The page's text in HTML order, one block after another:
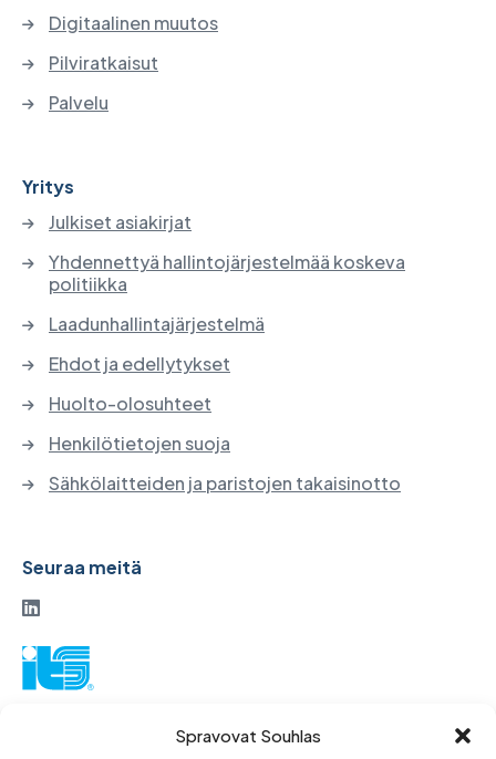
Spravovat Souhlas
Digitaalinen muutos
Pilviratkaisut
Palvelu
Yritys
Julkiset asiakirjat
Yhdennettyä hallintojärjestelmää koskeva
politiikka
Laadunhallintajärjestelmä
Ehdot ja edellytykset
Huolto-olosuhteet
Henkilötietojen suoja
Sähkölaitteiden ja paristojen takaisinotto
Seuraa meitä